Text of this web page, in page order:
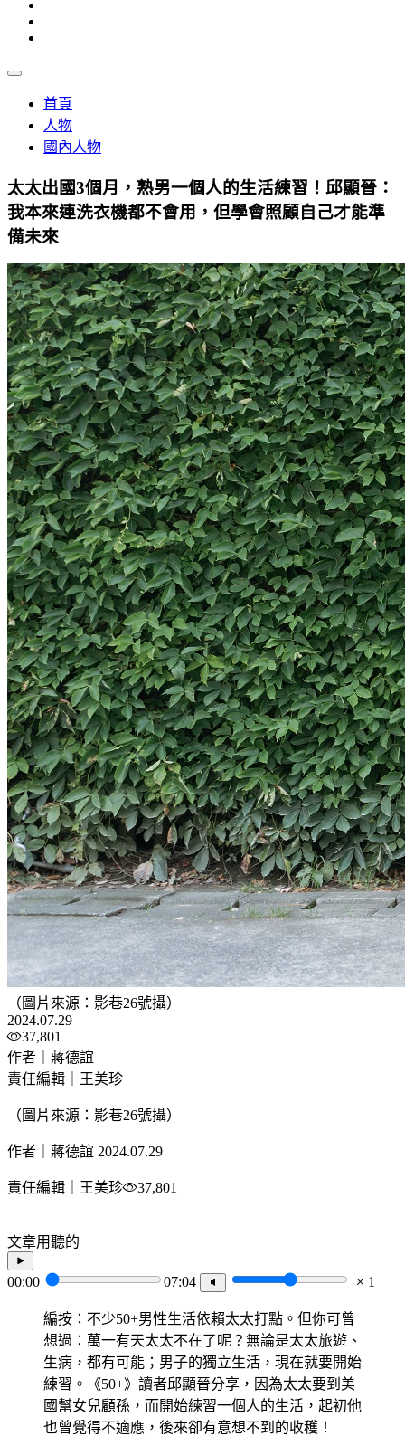
首頁
人物
國內人物
太太出國3個月，熟男一個人的生活練習！邱顯晉：
我本來連洗衣機都不會用，但學會照顧自己才能準
備未來
（圖片來源：影巷26號攝）
2024.07.29
37,801
作者｜蔣德誼
責任編輯｜王美珍
（圖片來源：影巷26號攝）
作者｜蔣德誼 2024.07.29
責任編輯｜王美珍 37,801
文章用聽的
00:00 07:04 1
編按：不少50+男性生活依賴太太打點。但你可曾
想過：萬一有天太太不在了呢？無論是太太旅遊、
生病，都有可能；男子的獨立生活，現在就要開始
練習。《50+》讀者邱顯晉分享，因為太太要到美
國幫女兒顧孫，而開始練習一個人的生活，起初他
也曾覺得不適應，後來卻有意想不到的收穫！